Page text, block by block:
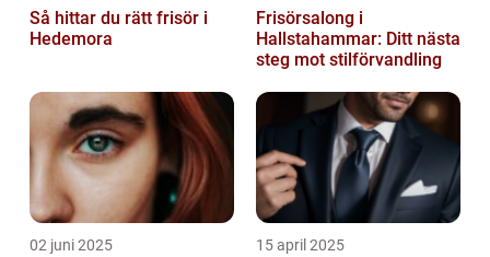
Så hittar du rätt frisör i
Hedemora
Frisörsalong i
Hallstahammar: Ditt nästa
steg mot stilförvandling
02 juni 2025 15 april 2025